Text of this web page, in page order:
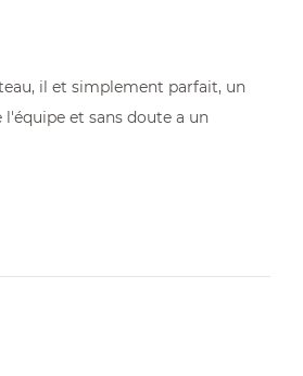
il et simplement parfait, un
et sans doute a un